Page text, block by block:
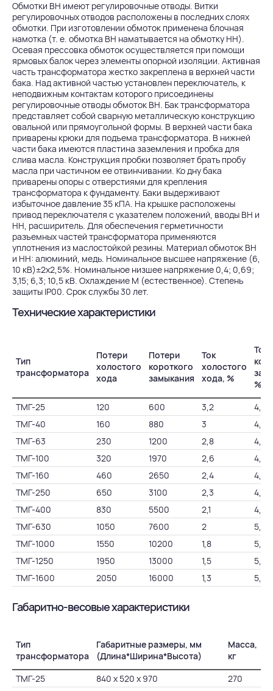
Обмотки ВН имеют регулировочные отводы. Витки
регулировочных отводов расположены в последних слоях
обмотки. При изготовлении обмоток применена блочная
намотка (т. е. обмотка ВН наматывается на обмотку НН).
Осевая прессовка обмоток осуществляется при помощи
ярмовых балок через элементы опорной изоляции. Активная
часть трансформатора жестко закреплена в верхней части
бака. Над активной частью установлен переключатель, к
неподвижным контактам которого присоединены
регулировочные отводы обмоток ВН. Бак трансформатора
представляет собой сварную металлическую конструкцию
овальной или прямоугольной формы. В верхней части бака
приварены крюки для подъема трансформатора. В нижней
части бака имеются пластина заземления и пробка для
слива масла. Конструкция пробки позволяет брать пробу
масла при частичном ее отвинчивании. Ко дну бака
приварены опоры с отверстиями для крепления
трансформатора к фундаменту. Баки выдерживают
избыточное давление 35 кПА. На крышке расположены
привод переключателя с указателем положений, вводы ВН и
НН, расширитель. Для обеспечения герметичности
разъемных частей трансформатора применяются
уплотнения из маслостойкой резины. Материал обмоток ВН
и НН: алюминий, медь. Номинальное высшее напряжение (6,
10 кВ)±2х2,5%. Номинальное низшее напряжение 0,4; 0,69;
3,15; 6,3; 10,5 кВ. Охлаждение М (естественное). Степень
защиты IP00. Срок службы 30 лет.
Технические характеристики
Тип
трансформатора
Потери
холостого
хода
Потери
короткого
замыкания
Ток
холостого
хода, %
Ток
%
ТМГ-25
120 600 3,2
4,5
ТМГ-40
160 880 3
4,5
ТМГ-63
230 1200 2,8
4,5
ТМГ-100
320 1970 2,6
4,5
ТМГ-160
460 2650 2,4
4,7
ТМГ-250
650 3100 2,3
4,5
ТМГ-400
830 5500 2,1
4,5
ТМГ-630
1050 7600 2
5,5
ТМГ-1000
1550 10200 1,8
5,5
ТМГ-1250
1950 13000 1,5
5,5
ТМГ-1600
2050 16000 1,3 5,5
Габаритно-весовые характеристики
Тип
трансформатора
Габаритные размеры, мм
(Длина*Ширина*Высота)
Масса,
кг
ТМГ-25
840 х 520 х 970
270